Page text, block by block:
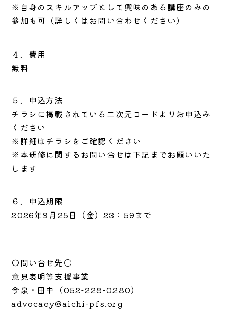
※自身のスキルアップとして興味のある講座のみの
参加も可（詳しくはお問い合わせください）
４．費用
無料
５．申込方法
チラシに掲載されている二次元コードよりお申込み
ください
※詳細はチラシをご確認ください
※本研修に関するお問い合せは下記までお願いいた
します
６．申込期限
2026年9月25日（金）23：59まで
◯問い合せ先〇
意見表明等支援事業
今泉・田中（052-228-0280）
advocacy@aichi-pfs.org